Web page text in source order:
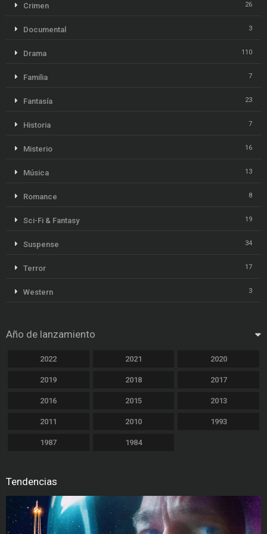
Crimen 26
Documental 3
Drama 110
Familia 7
Fantasía 23
Historia 7
Misterio 16
Música 13
Romance 8
Sci-Fi & Fantasy 19
Suspense 34
Terror 17
Western 3
Año de lanzamiento
2022 2021 2020
2019 2018 2017
2016 2015 2013
2011 2010 1993
1987 1984
Tendencias